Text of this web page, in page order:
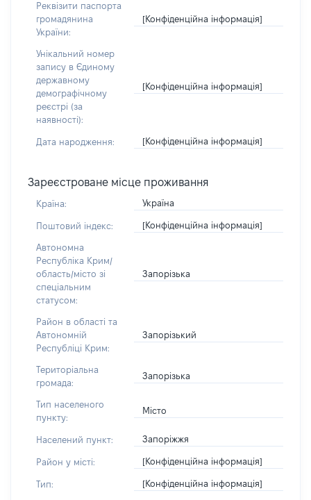
Реквізити паспорта
громадянина
України:
[Конфіденційна інформація]
Унікальний номер
запису в Єдиному
державному
демографічному
реєстрі (за
наявності):
[Конфіденційна інформація]
Дата народження: [Конфіденційна інформація]
Зареєстроване місце проживання
Країна: Україна
Поштовий індекс: [Конфіденційна інформація]
Автономна
Республіка Крим/
область/місто зі
спеціальним
статусом:
Запорізька
Район в області та
Автономній
Республіці Крим:
Запорізький
Територіальна
громада:
Запорізька
Тип населеного
пункту:
Місто
Населений пункт: Запоріжжя
Район у місті: [Конфіденційна інформація]
Тип: [Конфіденційна інформація]